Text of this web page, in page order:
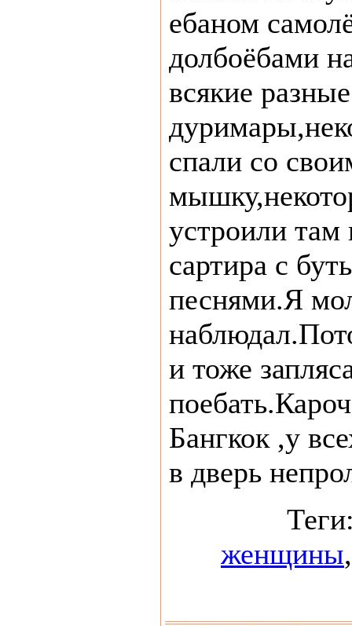
ебаном
долбоёбами
всякие разные
спали со
устроили там
сартира с
песнями.Я
и тоже
Бангкок ,у
в дверь
женщины